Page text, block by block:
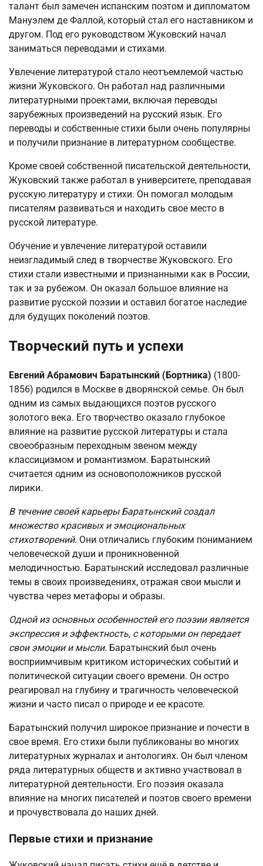
талант был замечен испанским поэтом и дипломатом
Мануэлем де Фаллой, который стал его наставником и
другом. Под его руководством Жуковский начал
заниматься переводами и стихами.
Увлечение литературой стало неотъемлемой частью
жизни Жуковского. Он работал над различными
литературными проектами, включая переводы
зарубежных произведений на русский язык. Его
переводы и собственные стихи были очень популярны
и получили признание в литературном сообществе.
Кроме своей собственной писательской деятельности,
Жуковский также работал в университете, преподавая
русскую литературу и стихи. Он помогал молодым
писателям развиваться и находить свое место в
русской литературе.
Обучение и увлечение литературой оставили
неизгладимый след в творчестве Жуковского. Его
стихи стали известными и признанными как в России,
так и за рубежом. Он оказал большое влияние на
развитие русской поэзии и оставил богатое наследие
для будущих поколений поэтов.
Творческий путь и успехи
Евгений Абрамович Баратынский (Бортника) (1800-
1856) родился в Москве в дворянской семье. Он был
одним из самых выдающихся поэтов русского
золотого века. Его творчество оказало глубокое
влияние на развитие русской литературы и стала
своеобразным переходным звеном между
классицизмом и романтизмом. Баратынский
считается одним из основоположников русской
лирики.
В течение своей карьеры Баратынский создал
множество красивых и эмоциональных
стихотворений. Они отличались глубоким пониманием
человеческой души и проникновенной
мелодичностью. Баратынский исследовал различные
темы в своих произведениях, отражая свои мысли и
чувства через метафоры и образы.
Одной из основных особенностей его поэзии является
экспрессия и эффектность, с которыми он передает
свои эмоции и мысли. Баратынский был очень
восприимчивым критиком исторических событий и
политической ситуации своего времени. Он остро
реагировал на глубину и трагичность человеческой
жизни и часто писал о природе и ее красоте.
Баратынский получил широкое признание и почести в
свое время. Его стихи были публикованы во многих
литературных журналах и антологиях. Он был членом
ряда литературных обществ и активно участвовал в
литературной деятельности. Его поэзия оказала
влияние на многих писателей и поэтов своего времени
и прочувствовала до наших дней.
Первые стихи и признание